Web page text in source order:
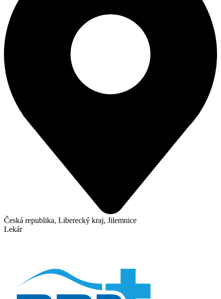
Česká republika, Liberecký kraj, Jilemnice
Lekár